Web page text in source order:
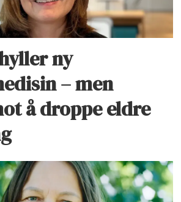
ny
– men
å droppe eldre